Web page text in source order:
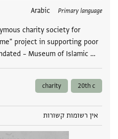
Primary language
Arabic
charity society for
project in supporting poor
– Museum of Islamic …
תגים
20th c
charity
אין רשומות קשורות